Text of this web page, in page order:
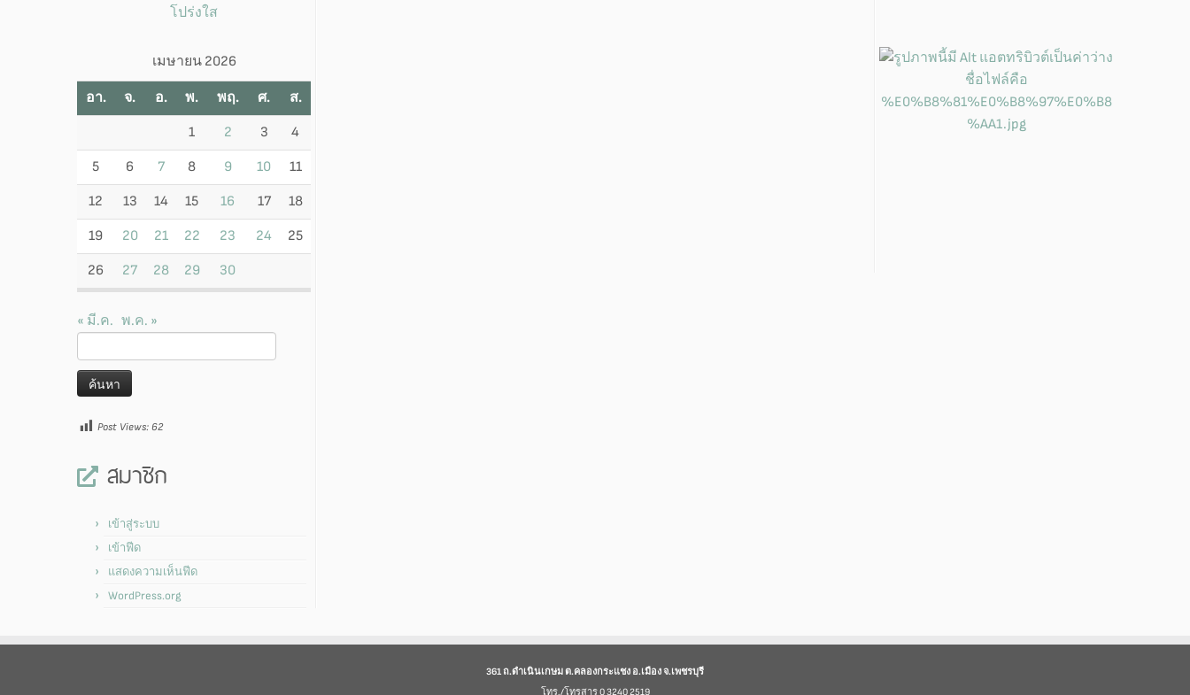
โปร่งใส
เมษายน 2026
อา. จ. อ. พ. พฤ. ศ. ส.
1 2 3 4
5 6 7 8 9 10 11
12 13 14 15 16 17 18
19 20 21 22 23 24 25
26 27 28 29 30
« มี.ค. พ.ค. »
สำหรับ:
Post Views: 62
สมาชิก
เข้าสู่ระบบ
เข้าฟีด
แสดงความเห็นฟีด
WordPress.org
361 ถ.ดำเนินเกษม ต.คลองกระแชง อ.เมือง จ.เพชรบุรี
โทร./โทรสาร 0 3240 2519